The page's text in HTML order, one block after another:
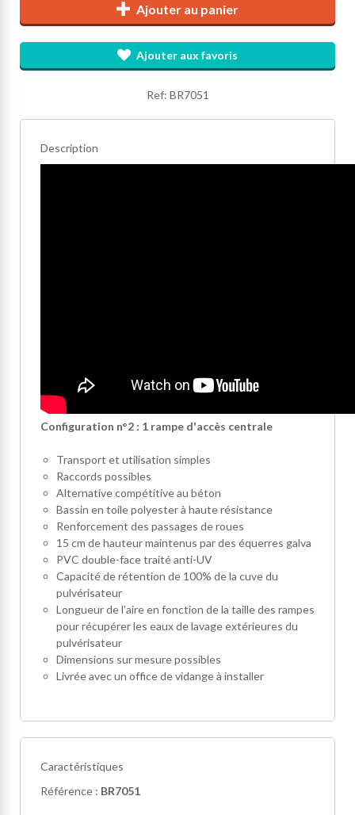
Ajouter au panier
Ajouter aux favoris
Ref: BR7051
Description
Configuration n°2 : 1 rampe d'accès centrale
Transport et utilisation simples
Raccords possibles
Alternative compétitive au béton
Bassin en toile polyester à haute résistance
Renforcement des passages de roues
15 cm de hauteur maintenus par des équerres galva
PVC double-face traité anti-UV
Capacité de rétention de 100% de la cuve du
pulvérisateur
Longueur de l'aire en fonction de la taille des rampes
pour récupérer les eaux de lavage extérieures du
pulvérisateur
Dimensions sur mesure possibles
Livrée avec un office de vidange à installer
Caractéristiques
Référence : BR7051